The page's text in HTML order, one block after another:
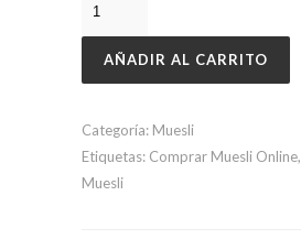
AÑADIR AL CARRITO
Categoría: Muesli
Etiquetas: Comprar Muesli Online,
Muesli